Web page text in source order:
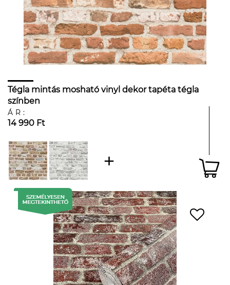
Tégla mintás mosható vinyl dekor tapéta tégla
színben
ÁR:
14 990 Ft